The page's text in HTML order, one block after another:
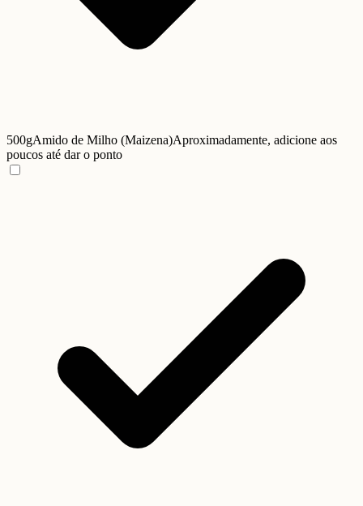
500gAmido de Milho (Maizena)Aproximadamente, adicione aos
poucos até dar o ponto